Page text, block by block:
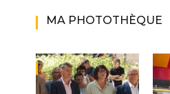
MA PHOTOTHÈQUE